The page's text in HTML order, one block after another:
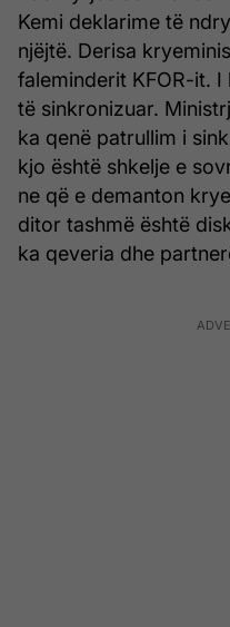
Kemi deklarime të
njëjtë. Derisa
faleminderit KFOR-it.
të sinkronizuar.
ka qenë patrullim i
kjo është shkelje e
ne që e demanton
ditor tashmë është
ka qeveria dhe